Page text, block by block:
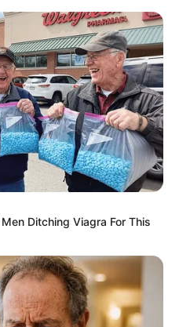
з місцевим
Ditching Viagra For This